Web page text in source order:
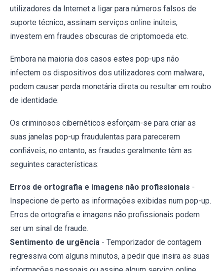
utilizadores da Internet a ligar para números falsos de
suporte técnico, assinam serviços online inúteis,
investem em fraudes obscuras de criptomoeda etc.
Embora na maioria dos casos estes pop-ups não
infectem os dispositivos dos utilizadores com malware,
podem causar perda monetária direta ou resultar em roubo
de identidade.
Os criminosos cibernéticos esforçam-se para criar as
suas janelas pop-up fraudulentas para parecerem
confiáveis, no entanto, as fraudes geralmente têm as
seguintes características:
Erros de ortografia e imagens não profissionais -
Inspecione de perto as informações exibidas num pop-up.
Erros de ortografia e imagens não profissionais podem
ser um sinal de fraude.
Sentimento de urgência - Temporizador de contagem
regressiva com alguns minutos, a pedir que insira as suas